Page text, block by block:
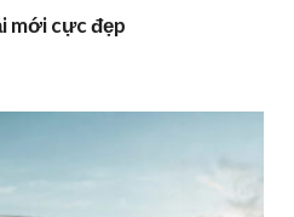
mới cực đẹp